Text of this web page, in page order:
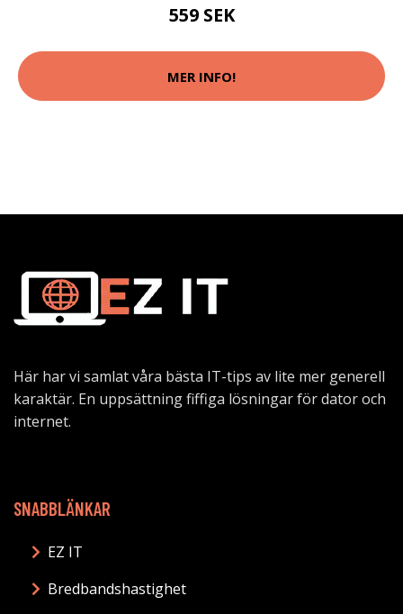
559 SEK
MER INFO!
Här har vi samlat våra bästa IT-tips av lite mer generell
karaktär. En uppsättning fiffiga lösningar för dator och
internet.
SNABBLÄNKAR
EZ IT
Bredbandshastighet